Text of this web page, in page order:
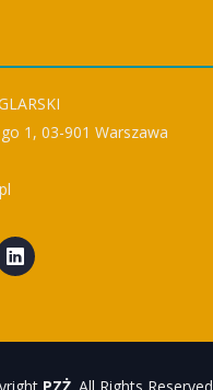
1, 03-901 Warszawa